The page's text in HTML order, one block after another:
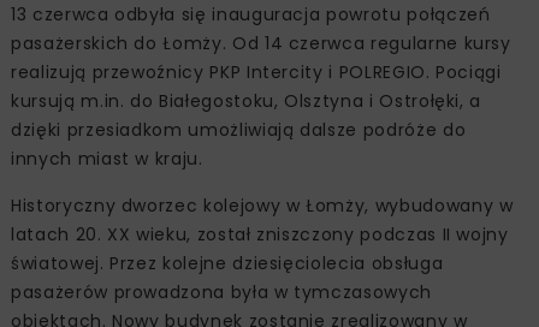
13 czerwca odbyła się inauguracja powrotu połączeń
pasażerskich do Łomży. Od 14 czerwca regularne kursy
realizują przewoźnicy PKP Intercity i POLREGIO. Pociągi
kursują m.in. do Białegostoku, Olsztyna i Ostrołęki, a
dzięki przesiadkom umożliwiają dalsze podróże do
innych miast w kraju.
Historyczny dworzec kolejowy w Łomży, wybudowany w
latach 20. XX wieku, został zniszczony podczas II wojny
światowej. Przez kolejne dziesięciolecia obsługa
pasażerów prowadzona była w tymczasowych
obiektach. Nowy budynek zostanie zrealizowany w